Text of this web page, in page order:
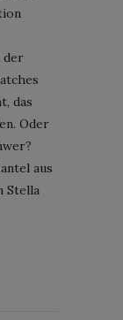
der
das
Oder
aus
Stella